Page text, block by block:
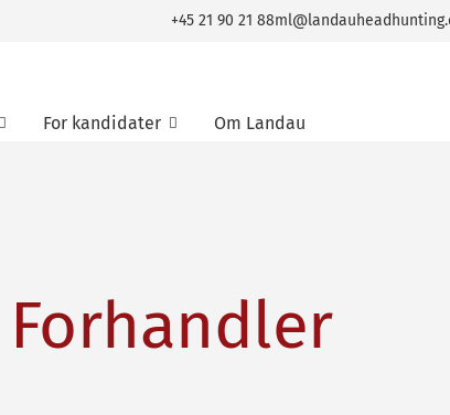
+45 21 90 21 88
For kandidater Om Landau
Forhandler